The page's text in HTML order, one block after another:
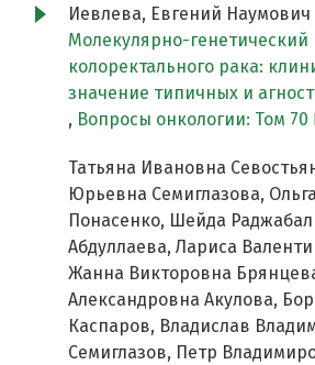
Иевлева, Евгений
Молекулярно-
колоректального рака:
значение типичных и
, Вопросы онкологии: Том
Татьяна Ивановна
Юрьевна Семиглазова,
Понасенко, Шейда
Абдуллаева, Лариса
Жанна Викторовна
Александровна Акулова,
Каспаров, Владислав
Семиглазов, Петр